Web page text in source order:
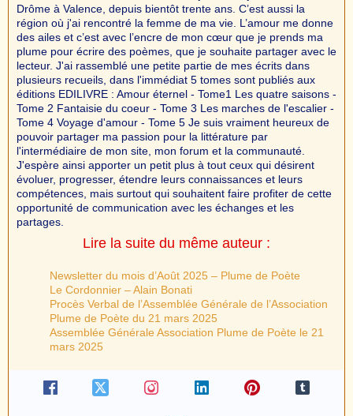
Drôme à Valence, depuis bientôt trente ans. C’est aussi la
région où j'ai rencontré la femme de ma vie. L’amour me donne
des ailes et c’est avec l’encre de mon cœur que je prends ma
plume pour écrire des poèmes, que je souhaite partager avec le
lecteur. J'ai rassemblé une petite partie de mes écrits dans
plusieurs recueils, dans l'immédiat 5 tomes sont publiés aux
éditions EDILIVRE : Amour éternel - Tome1 Les quatre saisons -
Tome 2 Fantaisie du coeur - Tome 3 Les marches de l'escalier -
Tome 4 Voyage d'amour - Tome 5 Je suis vraiment heureux de
pouvoir partager ma passion pour la littérature par
l'intermédiaire de mon site, mon forum et la communauté.
J'espère ainsi apporter un petit plus à tout ceux qui désirent
évoluer, progresser, étendre leurs connaissances et leurs
compétences, mais surtout qui souhaitent faire profiter de cette
opportunité de communication avec les échanges et les
partages.
Lire la suite du même auteur :
Newsletter du mois d’Août 2025 – Plume de Poète
Le Cordonnier – Alain Bonati
Procès Verbal de l’Assemblée Générale de l’Association
Plume de Poète du 21 mars 2025
Assemblée Générale Association Plume de Poète le 21
mars 2025